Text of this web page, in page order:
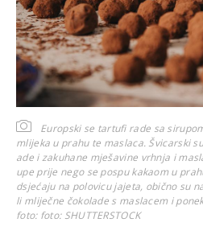
Europski se tartufi rade sa
mlijeka u prahu te maslaca. Švicarski
ade i zakuhane mješavine vrhnja i
upe prije nego se pospu kakaom u
dsjećaju na polovicu jajeta, obično su
li mliječne čokolade s maslacem i
foto: foto: SHUTTERSTOCK